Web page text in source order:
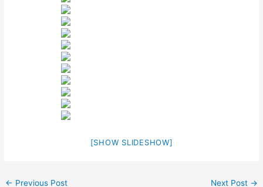
[SHOW SLIDESHOW]
← Previous Post Next Post →